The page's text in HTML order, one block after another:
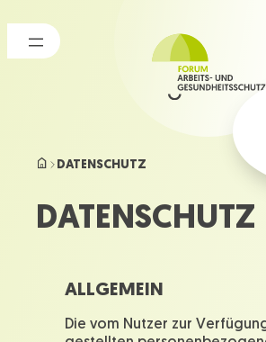
springen
DATENSCHUTZ
DATENSCHUTZ
ALLGEMEIN
Die vom Nutzer zur